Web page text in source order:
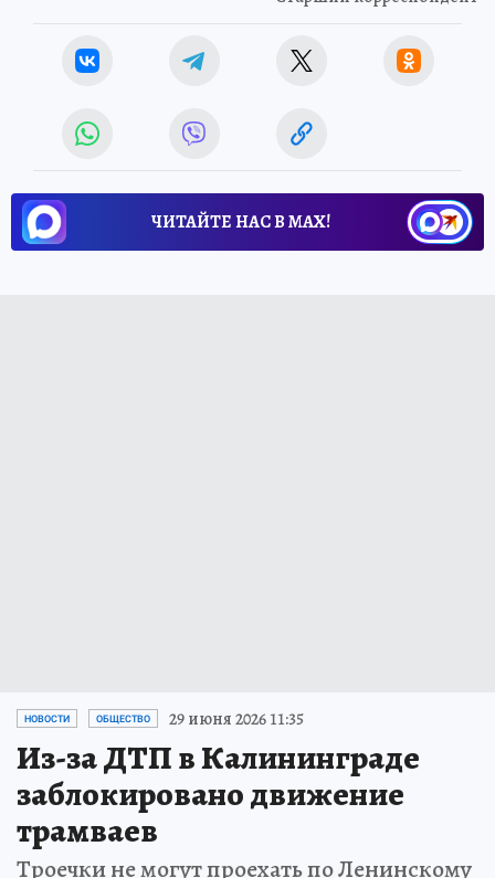
ЧИТАЙТЕ НАС В МАХ!
НОВОСТИ ОБЩЕСТВО 29 июня 2026 11:35
Из-за ДТП в Калининграде
заблокировано движение
трамваев
Троечки не могут проехать по Ленинскому